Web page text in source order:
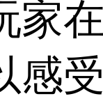
家
感